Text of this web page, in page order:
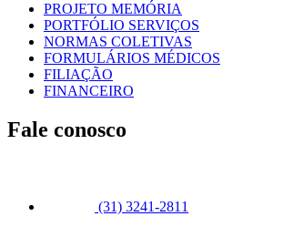
PROJETO MEMÓRIA
PORTFÓLIO SERVIÇOS
NORMAS COLETIVAS
FORMULÁRIOS MÉDICOS
FILIAÇÃO
FINANCEIRO
Fale conosco
(31) 3241-2811